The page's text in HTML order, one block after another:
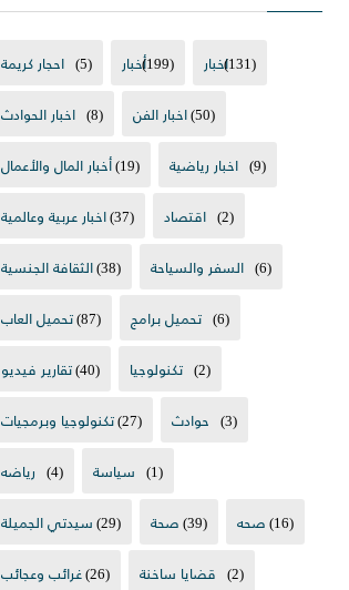
احجار كريمة (5) أخبار(199) اخبار(131)
اخبار الحوادث (8) اخبار الفن(50)
أخبار المال والأعمال(19) اخبار رياضية (9)
اخبار عربية وعالمية(37) اقتصاد (2)
الثقافة الجنسية(38) السفر والسياحة (6)
تحميل العاب(87) تحميل برامج (6)
تقارير فيديو(40) تكنولوجيا (2)
تكنولوجيا وبرمجيات(27) حوادث (3)
رياضه (4) سياسة (1)
سيدتي الجميلة(29) صحة(39) صحه(16)
غرائب وعجائب(26) قضايا ساخنة (2)